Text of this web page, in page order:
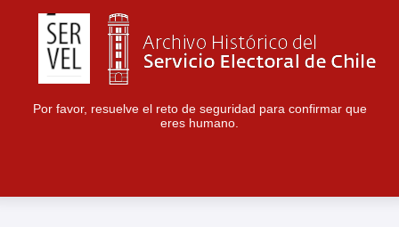
Por favor, resuelve el reto de seguridad para confirmar que
eres humano.